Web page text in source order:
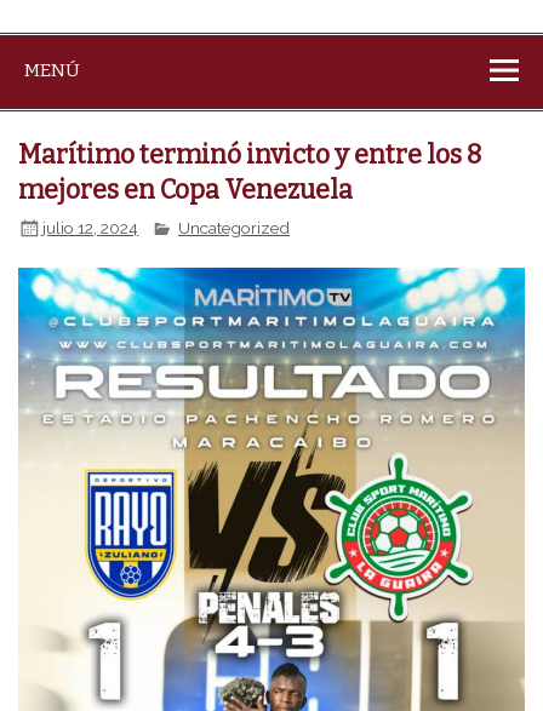
MENÚ
Marítimo terminó invicto y entre los 8
mejores en Copa Venezuela
julio 12, 2024 Uncategorized